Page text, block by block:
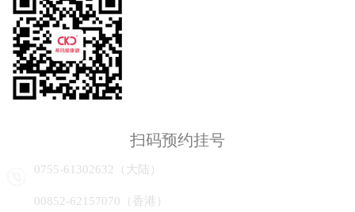
扫码预约挂号
0755-61302632（大陆）
00852-62157070（香港）